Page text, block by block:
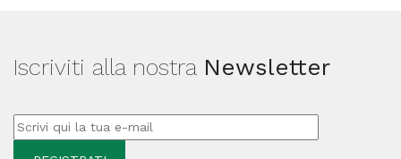
Iscriviti alla nostra Newsletter